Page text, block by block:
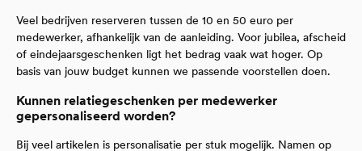
Veel bedrijven reserveren tussen de 10 en 50 euro per
medewerker, afhankelijk van de aanleiding. Voor jubilea, afscheid
of eindejaarsgeschenken ligt het bedrag vaak wat hoger. Op
basis van jouw budget kunnen we passende voorstellen doen.
Kunnen relatiegeschenken per medewerker
gepersonaliseerd worden?
Bij veel artikelen is personalisatie per stuk mogelijk. Namen op